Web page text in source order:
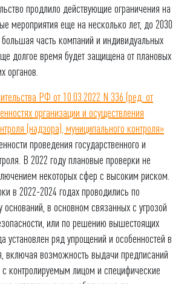
продлило действующие ограничения на
мероприятия еще на несколько лет, до 2030
большая часть компаний и индивидуальных
долгое время будет защищена от плановых
органов.
РФ от 10.03.2022 N 336 (ред. от
организации и осуществления
(надзора), муниципального контроля»
проведения государственного и
В 2022 году плановые проверки не
некоторых сфер с высоким риском.
в 2022-2024 годах проводились по
оснований, в основном связанных с угрозой
или по решению вышестоящих
установлен ряд упрощений и особенностей в
включая возможность выдачи предписаний
контролируемым лицом и специфические